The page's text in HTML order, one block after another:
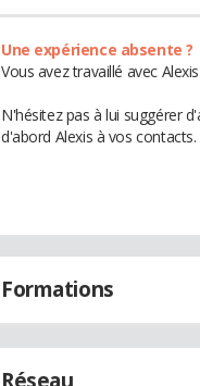
Une expérience absente ?
Vous avez travaillé avec
N'hésitez pas à lui suggérer
d'abord Alexis à vos contacts.
Formations